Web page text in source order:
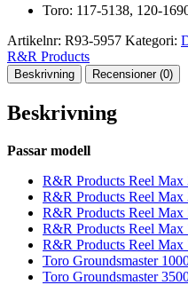
Toro: 117-5138, 120-
Artikelnr: R93-5957 Kategori:
R&R Products
Beskrivning Recensioner (0)
Beskrivning
Passar modell
R&R Products Reel Max
R&R Products Reel Max
R&R Products Reel Max
R&R Products Reel Max
R&R Products Reel Max
Toro Groundsmaster
Toro Groundsmaster